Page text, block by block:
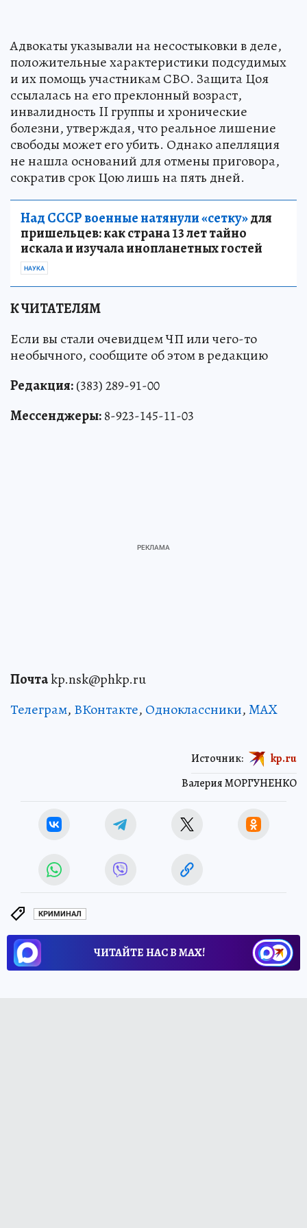
Адвокаты указывали на несостыковки в деле,
положительные характеристики подсудимых
и их помощь участникам СВО. Защита Цоя
ссылалась на его преклонный возраст,
инвалидность II группы и хронические
болезни, утверждая, что реальное лишение
свободы может его убить. Однако апелляция
не нашла оснований для отмены приговора,
сократив срок Цою лишь на пять дней.
Над СССР военные натянули «сетку»для
пришельцев: как страна 13 лет тайно
искала и изучала инопланетных гостей
НАУКА
К ЧИТАТЕЛЯМ
Если вы стали очевидцем ЧП или чего-то
необычного, сообщите об этом в редакцию
Редакция:(383) 289-91-00
Мессенджеры:8-923-145-11-03
Почтаkp.nsk@phkp.ru
Телеграм, ВКонтакте, Одноклассники,MAX
Валерия МОРГУНЕНКО
Источник: kp.ru
КРИМИНАЛ
ЧИТАЙТЕ НАС В МАХ!